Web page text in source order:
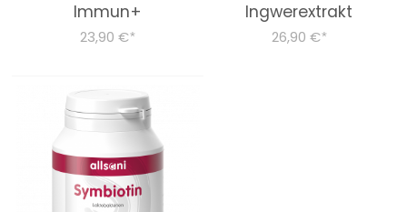
Immun+
23,90 €*
Ingwerextrakt
26,90 €*